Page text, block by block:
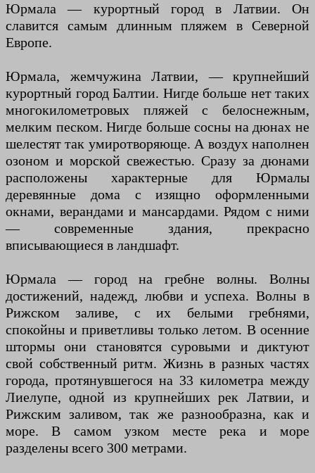
Юрмала — курортный город в Латвии. Он
славится самым длинным пляжем в Северной
Европе.
Юрмала, жемчужина Латвии, — крупнейший
курортный город Балтии. Нигде больше нет таких
многокилометровых пляжей с белоснежным,
мелким песком. Нигде больше сосны на дюнах не
шелестят так умиротворяюще. А воздух наполнен
озоном и морской свежестью. Сразу за дюнами
расположены характерные для Юрмалы
деревянные дома с изящно оформленными
окнами, верандами и мансардами. Рядом с ними
— современные здания, прекрасно
вписывающиеся в ландшафт.
Юрмала — город на гребне волны. Волны
достижений, надежд, любви и успеха. Волны в
Рижском заливе, с их белыми гребнями,
спокойны и приветливы только летом. В осенние
штормы они становятся суровыми и диктуют
свой собственный ритм. Жизнь в разных частях
города, протянувшегося на 33 километра между
Лиелупе, одной из крупнейших рек Латвии, и
Рижским заливом, так же разнообразна, как и
море. В самом узком месте река и море
разделены всего 300 метрами.